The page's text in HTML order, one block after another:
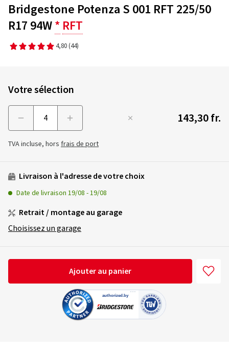
Bridgestone Potenza S 001 RFT 225/50
R17 94W* RFT
4,80 (44)
Votre sélection
143,30 fr.
TVA incluse, hors frais de port
Livraison à l'adresse de votre choix
Date de livraison 19/08 -19/08
Retrait / montage au garage
Choisissez un garage
Ajouter au panier